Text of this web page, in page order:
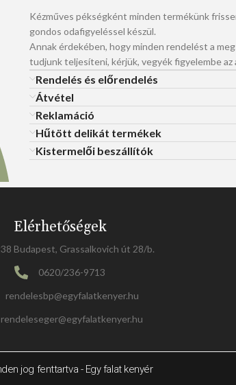
Kézműves pékségként minden termékünk
gondos odafigyeléssel készül.
Annak érdekében, hogy minden rendelést a
tudjunk teljesíteni, kérjük, vegyék figyelembe az
Rendelés és előrendelés
Átvétel
Reklamáció
Hűtött delikát termékek
Kistermelői beszállítók
Elérhetőségek
Budapest, Grassalkovich út 28/b.
0620/236-9713
rendelesbp@egyfalatkenyer.hu
rendeleseger@egyfalatkenyer.hu
jog fenttartva - Egy falat kenyér